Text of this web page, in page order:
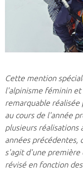
Cette mention
l'alpinisme féminin et
remarquable
au cours de l'année
plusieurs réalisations
années précédentes,
s'agit d'une
révisé en fonction